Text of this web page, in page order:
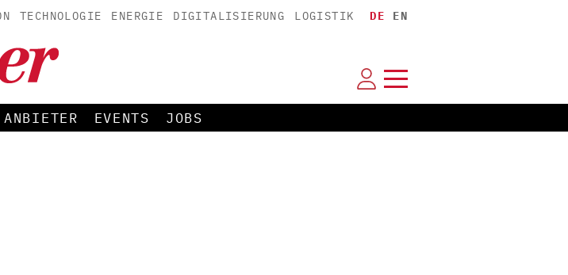
TECHNOLOGIE ENERGIE DIGITALISIERUNG LOGISTIK DE EN
ANBIETER EVENTS JOBS